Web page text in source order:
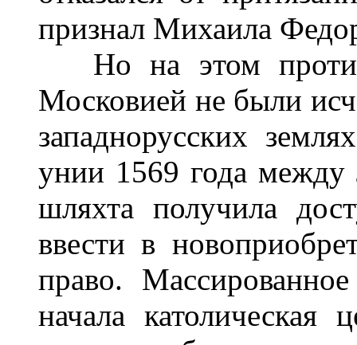
признал Михаила
Но на этом
Московией не были
западнорусских
унии 1569 года
шляхта получила
ввести в
право.
начала